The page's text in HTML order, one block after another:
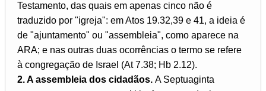
Testamento, das quais em apenas cinco não é
traduzido por "igreja": em Atos 19.32,39 e 41, a ideia é
de "ajuntamento" ou "assembleia", como aparece na
ARA; e nas outras duas ocorrências o termo se refere
à congregação de Israel (At 7.38; Hb 2.12).
2. A assembleia dos cidadãos. A Septuaginta